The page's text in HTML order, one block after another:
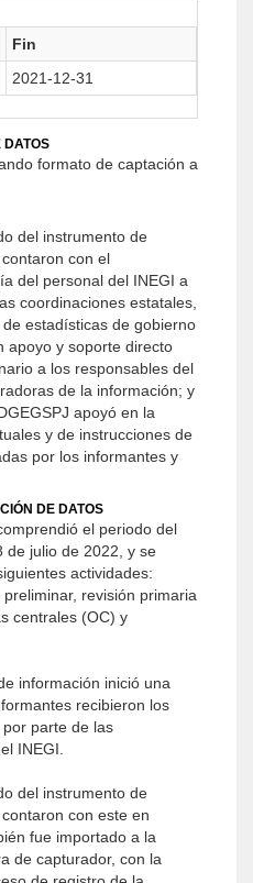
Fin
2021-12-31
DATOS
formato de captación a
del instrumento de
con el
del personal del INEGI a
coordinaciones estatales,
estadísticas de gobierno
apoyo y soporte directo
a los responsables del
de la información; y
apoyó en la
y de instrucciones de
por los informantes y
DE DATOS
el periodo del
de julio de 2022, y se
actividades:
revisión primaria
centrales (OC) y
información inició una
recibieron los
parte de las
INEGI.
del instrumento de
con este en
fue importado a la
de capturador, con la